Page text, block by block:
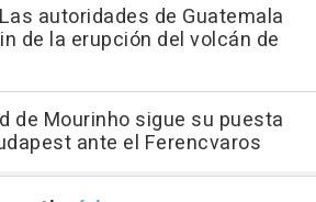
autoridades de Guatemala
de la erupción del volcán de
de Mourinho sigue su puesta
ante el Ferencvaros